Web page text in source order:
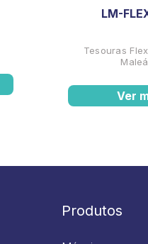
LM-
Tesouras
Ver
Produtos